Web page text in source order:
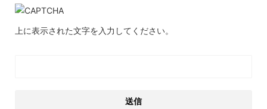
上に表示された文字を入力してください。